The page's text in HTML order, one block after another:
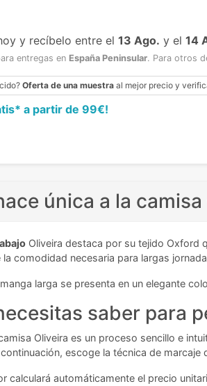
y recíbelo entre el 13 Ago. y el 14
entregas en España Peninsular. Para otros
Oferta de una muestra al mejor precio y
a partir de 99€!
única a la
Oliveira destaca por su tejido Oxford
comodidad necesaria para largas
larga se presenta en un elegante
saber para
Oliveira es un proceso sencillo e
escoge la técnica de
calculará automáticamente el precio